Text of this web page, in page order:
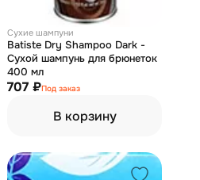
Сухие шампуни
Batiste Dry Shampoo Dark -
Сухой шампунь для брюнеток
400 мл
707 ₽Под заказ
В корзину